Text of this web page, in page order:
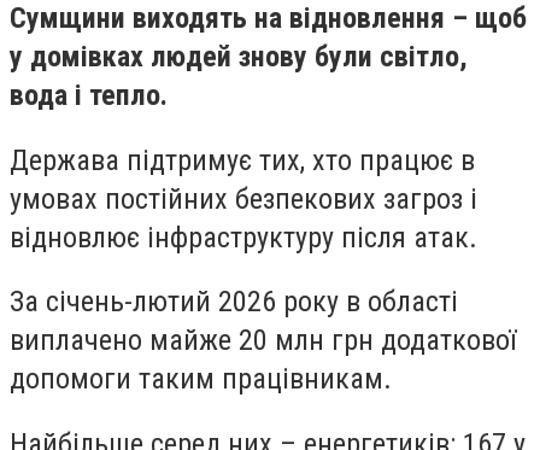
Сумщини виходять на відновлення – щоб
у домівках людей знову були світло,
вода і тепло.
Держава підтримує тих, хто працює в
умовах постійних безпекових загроз і
відновлює інфраструктуру після атак.
За січень-лютий 2026 року в області
виплачено майже 20 млн грн додаткової
допомоги таким працівникам.